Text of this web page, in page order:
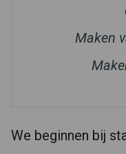
Maken
We beginnen bij